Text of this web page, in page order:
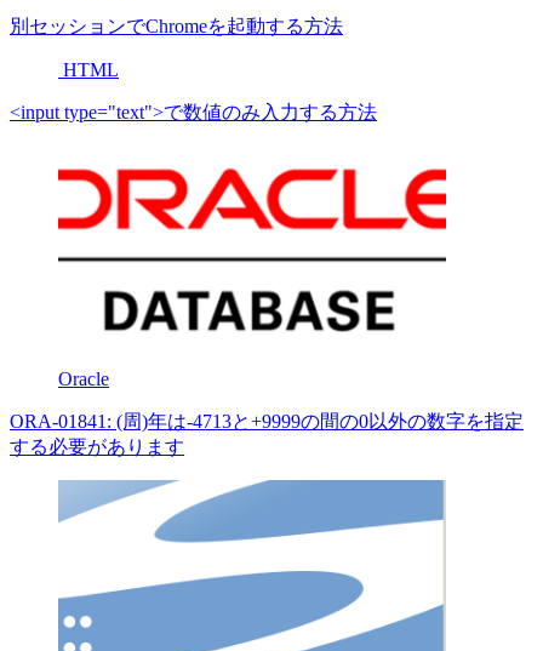
別セッションでChromeを起動する方法
HTML
<input type="text">で数値のみ入力する方法
Oracle
ORA-01841: (周)年は-4713と+9999の間の0以外の数字を指定
する必要があります